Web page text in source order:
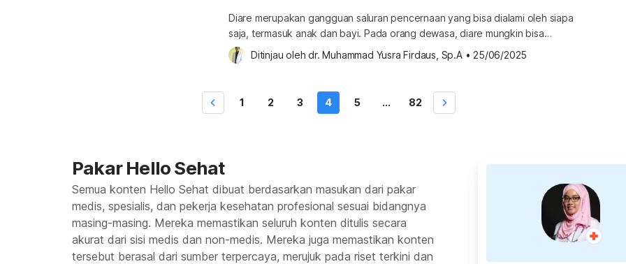
Diare merupakan gangguan saluran pencernaan yang bisa dialami oleh siapa
saja, termasuk anak dan bayi. Pada orang dewasa, diare mungkin bisa
membaik dengan cepat. Namun pada anak, diare membutuhkan perhatian
khusus, apalagi jika diare sering terjadi atau dialami berulang. Ketahui
Penyebab anak sering diare berulang Diare […]
Ditinjau oleh dr. Muhammad Yusra Firdaus, Sp.A • 25/06/2025
1 2 3 4 5 ... 82
Pakar Hello Sehat
Semua konten Hello Sehat dibuat berdasarkan masukan dari pakar
medis, spesialis, dan pekerja kesehatan profesional sesuai bidangnya
masing-masing. Mereka memastikan seluruh konten ditulis secara
akurat dari sisi medis dan non-medis. Mereka juga memastikan konten
tersebut berasal dari sumber terpercaya, merujuk pada riset terkini dan